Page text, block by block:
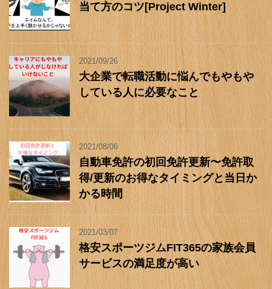
当て方のコツ[Project Winter]
2021/09/26
大企業で転職活動に悩んでもやもや
している人に必要なこと
2021/08/06
自動車免許の初回免許更新〜免許取
得/更新のお得なタイミングと当日か
かる時間
2021/03/07
格安スポーツジムFIT365の家族会員
サービスの満足度が高い